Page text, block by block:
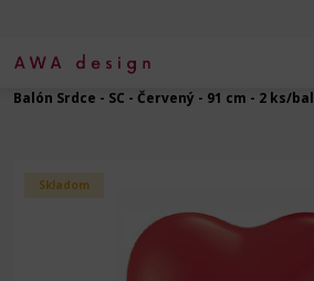
Balóny dekoračné
Balón Srdce - SC - Červený - 91 cm - 2 ks/bal
Skladom